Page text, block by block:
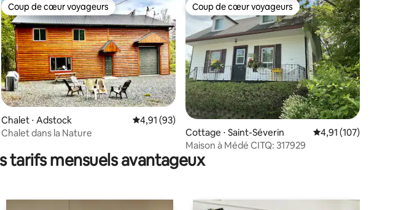
sur 5
moyenne sur la base de 118 commentaires : 5 sur 5
Coup de cœur voyageurs
Coup de cœur voyageurs
Chalet ⋅ Adstock Évaluation moyenne sur la base de 93 commentaires : 4,91 sur 5
4,91 (93)
Chalet dans la Nature
Coup de cœur voyageurs
Coup de cœur voyageurs
Cottage ⋅ Saint-Séverin Évaluation moyenne
4,91 (107)
Maison à Médé CITQ: 317929
tarifs mensuels avantageux